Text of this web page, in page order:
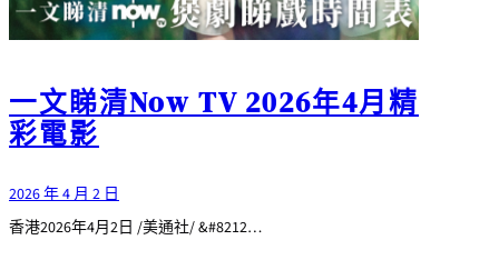
一文睇清Now TV 2026年4月精
彩電影
2026 年 4 月 2 日
香港2026年4月2日 /美通社/ &#8212…